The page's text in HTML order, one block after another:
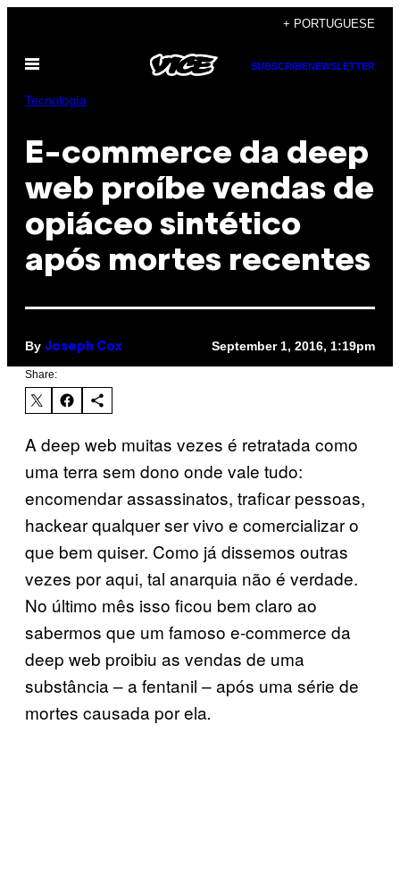
content
+ PORTUGUESE
Open
SUBSCRIBENEWSLETTER
Tecnología
​E-commerce da deep
web proíbe vendas de
opiáceo sintético
após mortes recentes
By Joseph Cox September 1, 2016, 1:19pm
Share:
A deep web muitas vezes é retratada como
uma terra sem dono onde vale tudo:
encomendar assassinatos, traficar pessoas,
hackear qualquer ser vivo e comercializar o
que bem quiser. Como já dissemos outras
vezes por aqui, tal anarquia não é verdade.
No último mês isso ficou bem claro ao
sabermos que um famoso e-commerce da
deep web proibiu as vendas de uma
substância – a fentanil – após uma série de
mortes causada por ela.